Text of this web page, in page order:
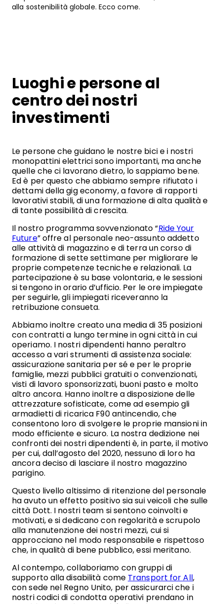
alla sostenibilità globale. Ecco come.
Luoghi e persone al
centro dei nostri
investimenti
Le persone che guidano le nostre bici e i nostri
monopattini elettrici sono importanti, ma anche
quelle che ci lavorano dietro, lo sappiamo bene.
Ed è per questo che abbiamo sempre rifiutato i
dettami della gig economy, a favore di rapporti
lavorativi stabili, di una formazione di alta qualità e
di tante possibilità di crescita.
Il nostro programma sovvenzionato “Ride Your
Future” offre al personale neo-assunto addetto
alle attività di magazzino e di terra un corso di
formazione di sette settimane per migliorare le
proprie competenze tecniche e relazionali. La
partecipazione è su base volontaria, e le sessioni
si tengono in orario d’ufficio. Per le ore impiegate
per seguirle, gli impiegati riceveranno la
retribuzione consueta.
Abbiamo inoltre creato una media di 35 posizioni
con contratti a lungo termine in ogni città in cui
operiamo. I nostri dipendenti hanno peraltro
accesso a vari strumenti di assistenza sociale:
assicurazione sanitaria per sé e per le proprie
famiglie, mezzi pubblici gratuiti o convenzionati,
visti di lavoro sponsorizzati, buoni pasto e molto
altro ancora. Hanno inoltre a disposizione delle
attrezzature sofisticate, come ad esempio gli
armadietti di ricarica F90 antincendio, che
consentono loro di svolgere le proprie mansioni in
modo efficiente e sicuro. La nostra dedizione nei
confronti dei nostri dipendenti è, in parte, il motivo
per cui, dall’agosto del 2020, nessuno di loro ha
ancora deciso di lasciare il nostro magazzino
parigino.
Questo livello altissimo di ritenzione del personale
ha avuto un effetto positivo sia sui veicoli che sulle
città Dott. I nostri team si sentono coinvolti e
motivati, e si dedicano con regolarità e scrupolo
alla manutenzione dei nostri mezzi, cui si
approcciano nel modo responsabile e rispettoso
che, in qualità di bene pubblico, essi meritano.
Al contempo, collaboriamo con gruppi di
supporto alla disabilità come Transport for All,
con sede nel Regno Unito, per assicurarci che i
nostri codici di condotta operativi prendano in